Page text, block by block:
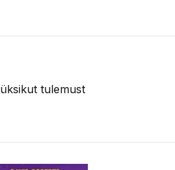
tulemust